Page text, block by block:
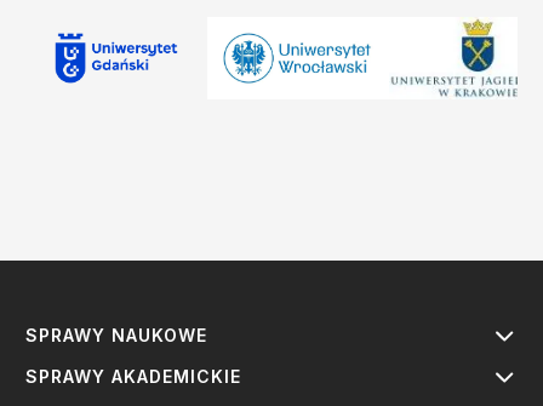
SPRAWY NAUKOWE
SPRAWY AKADEMICKIE